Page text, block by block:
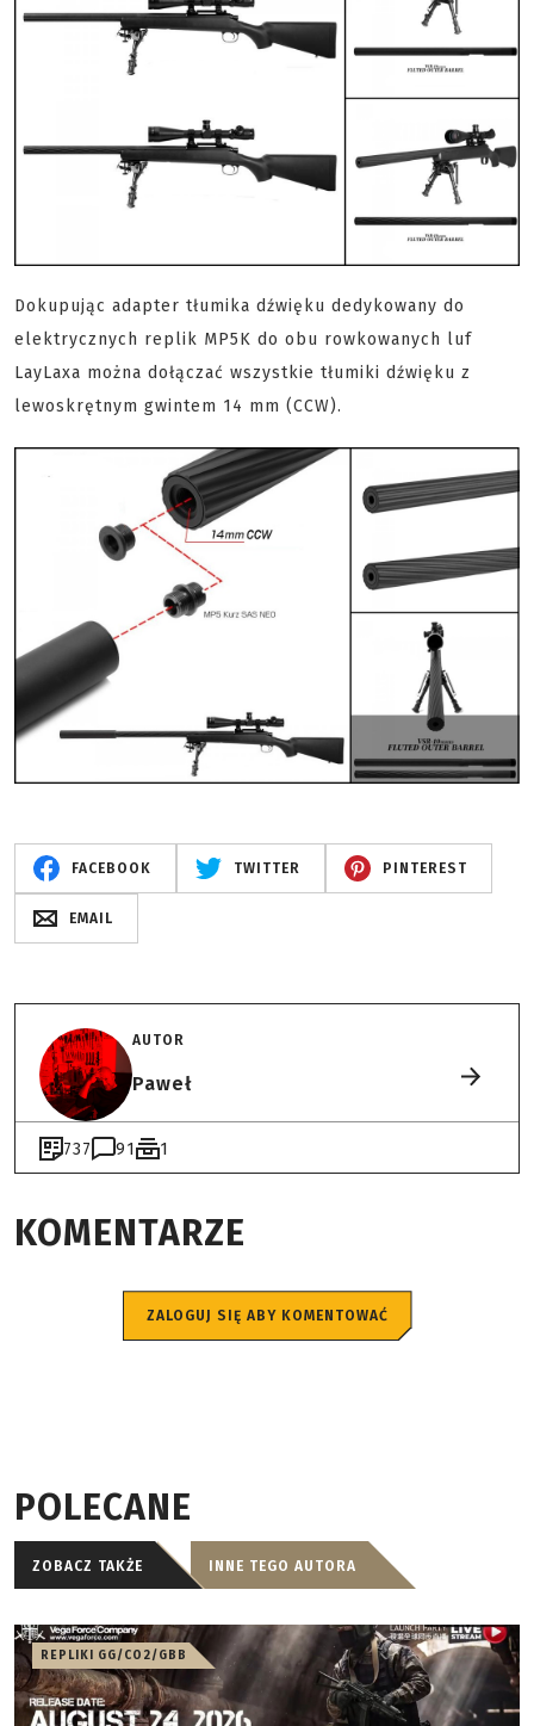
Dokupując adapter tłumika dźwięku dedykowany do
elektrycznych replik MP5K do obu rowkowanych luf
LayLaxa można dołączać wszystkie tłumiki dźwięku z
lewoskrętnym gwintem 14 mm (CCW).
FACEBOOK TWITTER PINTEREST
EMAIL
AUTOR
Paweł
737 91 1
KOMENTARZE
ZALOGUJ SIĘ ABY KOMENTOWAĆ
POLECANE
ZOBACZ TAKŻE INNE TEGO AUTORA
REPLIKI GG/CO2/GBB